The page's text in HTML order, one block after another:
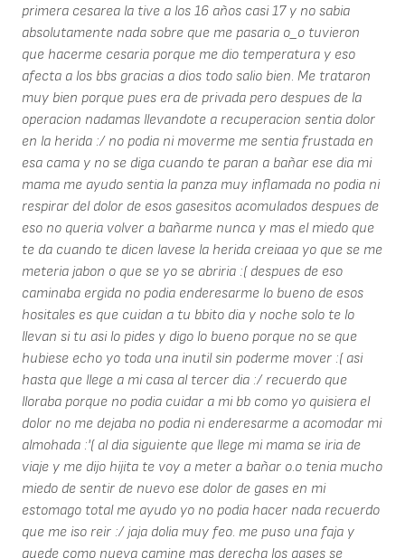
primera cesarea la tive a los 16 años casi 17 y no sabia
absolutamente nada sobre que me pasaria o_o tuvieron
que hacerme cesaria porque me dio temperatura y eso
afecta a los bbs gracias a dios todo salio bien. Me trataron
muy bien porque pues era de privada pero despues de la
operacion nadamas llevandote a recuperacion sentia dolor
en la herida :/ no podia ni moverme me sentia frustada en
esa cama y no se diga cuando te paran a bañar ese dia mi
mama me ayudo sentia la panza muy inflamada no podia ni
respirar del dolor de esos gasesitos acomulados despues de
eso no queria volver a bañarme nunca y mas el miedo que
te da cuando te dicen lavese la herida creiaaa yo que se me
meteria jabon o que se yo se abriria :( despues de eso
caminaba ergida no podia enderesarme lo bueno de esos
hositales es que cuidan a tu bbito dia y noche solo te lo
llevan si tu asi lo pides y digo lo bueno porque no se que
hubiese echo yo toda una inutil sin poderme mover :( asi
hasta que llege a mi casa al tercer dia :/ recuerdo que
lloraba porque no podia cuidar a mi bb como yo quisiera el
dolor no me dejaba no podia ni enderesarme a acomodar mi
almohada :'( al dia siguiente que llege mi mama se iria de
viaje y me dijo hijita te voy a meter a bañar o.o tenia mucho
miedo de sentir de nuevo ese dolor de gases en mi
estomago total me ayudo yo no podia hacer nada recuerdo
que me iso reir :/ jaja dolia muy feo. me puso una faja y
quede como nueva camine mas derecha los gases se